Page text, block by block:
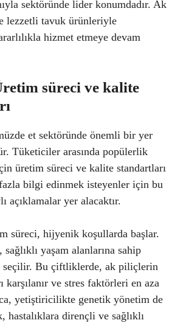
sektöründe lider konumdadır. Ak
lezzetli tavuk ürünleriyle
hizmet etmeye devam
süreci ve kalite
et sektöründe önemli bir yer
Tüketiciler arasında popülerlik
üretim süreci ve kalite standartları
bilgi edinmek isteyenler için bu
açıklamalar yer alacaktır.
süreci, hijyenik koşullarda başlar.
yaşam alanlarına sahip
Bu çiftliklerde, ak piliçlerin
karşılanır ve stres faktörleri en aza
yetiştiricilikte genetik yönetim de
hastalıklara dirençli ve sağlıklı